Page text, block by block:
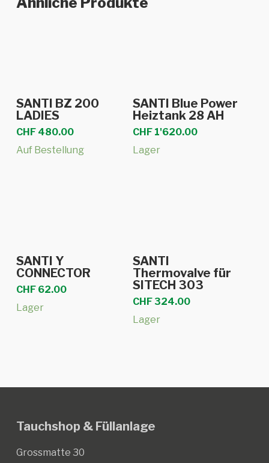
In den Warenkorb
SANTI BZ 200
LADIES
CHF480.00
Auf Bestellung
In den Warenkorb
SANTI Blue Power
Heiztank 28 AH
CHF 1'620.00
Lager
In den Warenkorb
SANTI Y
CONNECTOR
CHF62.00
Lager
In den Warenkorb
SANTI
Thermovalve für
SITECH 303
CHF324.00
Lager
Tauchshop & Füllanlage
Grossmatte 30